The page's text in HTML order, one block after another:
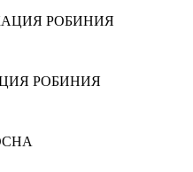
РОБИНИЯ
РОБИНИЯ